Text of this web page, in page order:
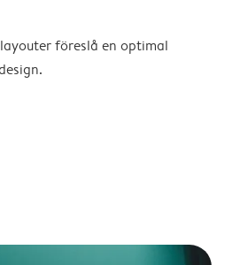
föreslå en optimal